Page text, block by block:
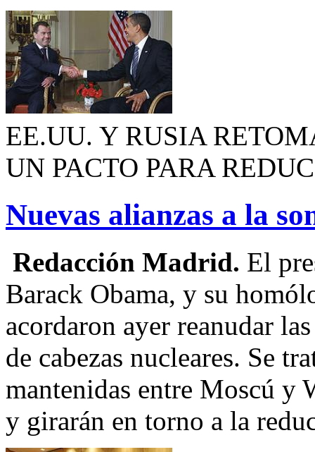
EE.UU. Y RUSIA
UN PACTO PARA
Nuevas alianzas a la
Redacción Madrid. El
Barack Obama, y su
acordaron ayer reanudar
de cabezas nucleares. Se
mantenidas entre Moscú y
y girarán en torno a la